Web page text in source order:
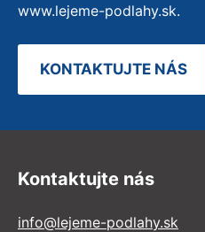
www.lejeme-podlahy.sk.
KONTAKTUJTE NÁS
Kontaktujte nás
info@lejeme-podlahy.sk